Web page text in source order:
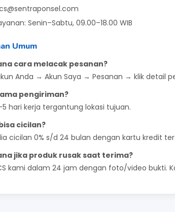
Senin–Sabtu, 09.00–18.00 WIB
Umum
cara melacak pesanan?
Anda → Akun Saya → Pesanan → klik detail
pengiriman?
5 hari kerja tergantung lokasi tujuan.
cicilan?
cicilan 0% s/d 24 bulan dengan kartu kredit
jika produk rusak saat terima?
kami dalam 24 jam dengan foto/video bukti.